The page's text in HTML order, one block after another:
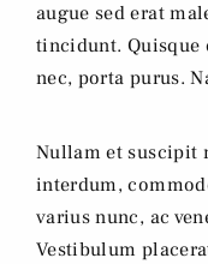
augue sed erat
tincidunt. Quisque
nec, porta purus.
Nullam et suscipit
interdum,
varius nunc, ac
Vestibulum